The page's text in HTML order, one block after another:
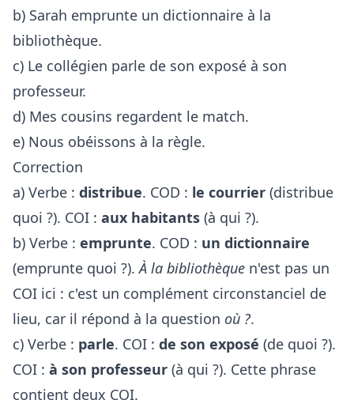
b) Sarah emprunte un dictionnaire à la
bibliothèque.
c) Le collégien parle de son exposé à son
professeur.
d) Mes cousins regardent le match.
e) Nous obéissons à la règle.
Correction
a) Verbe : distribue. COD : le courrier (distribue
quoi ?). COI : aux habitants (à qui ?).
b) Verbe : emprunte. COD : un dictionnaire
(emprunte quoi ?).À la bibliothèque n'est pas un
COI ici : c'est un complément circonstanciel de
lieu, car il répond à la question où ?.
c) Verbe : parle. COI : de son exposé (de quoi ?).
COI : à son professeur (à qui ?). Cette phrase
contient deux COI.